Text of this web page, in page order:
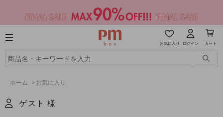
お気に入り ログイン カート
ホーム > お気に入り
ゲスト 様